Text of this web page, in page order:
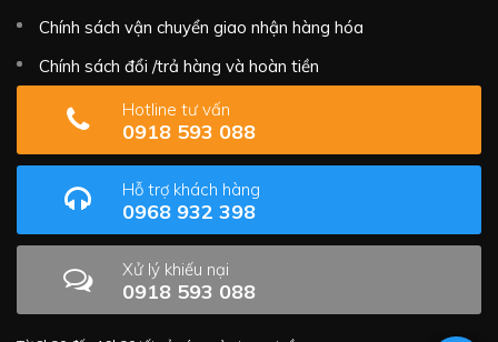
Chính sách vận chuyển giao nhận hàng hóa
Chính sách đổi /trả hàng và hoàn tiền
Hotline tư vấn
0918 593 088
Hỗ trợ khách hàng
0968 932 398
Xử lý khiếu nại
0918 593 088